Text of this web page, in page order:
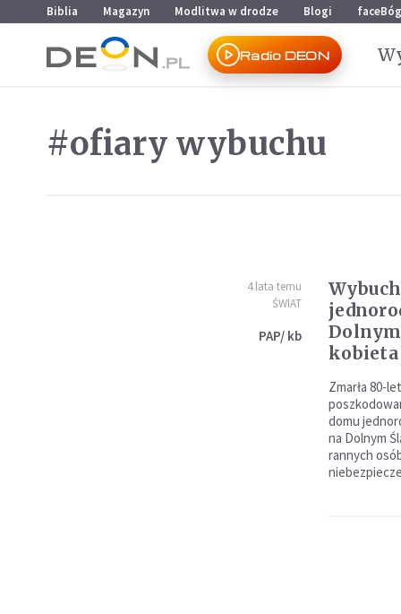
Przejdź do menu głównego
Przejdź do treści
Biblia Magazyn Modlitwa w drodze Blogi faceBóg
Radio DEON
#ofiary wybuchu
4 lata temu
ŚWIAT
PAP/ kb
Dolnym
kobieta
Zmarła 80-
domu
na Dolnym
rannych